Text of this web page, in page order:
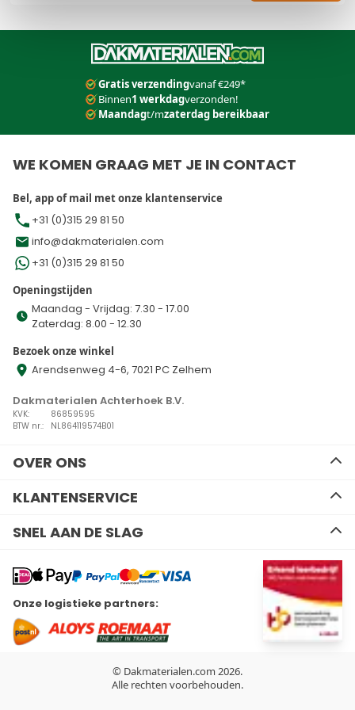
Gratis verzendingvanaf €249*
Binnen1 werkdagverzonden!
Maandagt/mzaterdag bereikbaar
WE KOMEN GRAAG MET JE IN CONTACT
Bel, app of mail met onze klantenservice
+31 (0)315 29 81 50
info@dakmaterialen.com
+31 (0)315 29 81 50
Openingstijden
Maandag - Vrijdag: 7.30 - 17.00
Zaterdag: 8.00 - 12.30
Bezoek onze winkel
Arendsenweg 4-6, 7021 PC Zelhem
Dakmaterialen Achterhoek B.V.
KVK:
86859595
BTW nr.:
NL864119574B01
OVER ONS
Ons team
Advies
Disclaimer
LinkedinFacebookYoutubeInstagram
KLANTENSERVICE
Zakelijk bestellen
Verzenden en retourneren
Betalen
SNEL AAN DE SLAG
Resitrix dakbedekking
Hertalan dakbedekking
Bitumen dakbedekking
Kunststof dakbedekking
Plat dak Isolatie
Gereedschap
Onze logistieke partners:
© Dakmaterialen.com 2026.
Alle rechten voorbehouden.